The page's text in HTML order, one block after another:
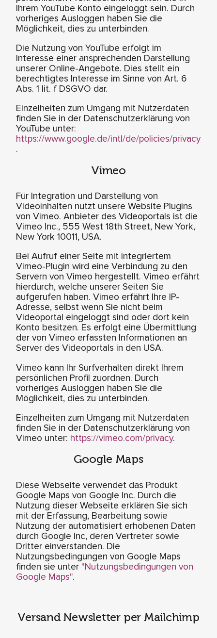
Ihrem YouTube Konto eingeloggt sein. Durch
vorheriges Ausloggen haben Sie die
Möglichkeit, dies zu unterbinden.
Die Nutzung von YouTube erfolgt im
Interesse einer ansprechenden Darstellung
unserer Online-Angebote. Dies stellt ein
berechtigtes Interesse im Sinne von Art. 6
Abs. 1 lit. f DSGVO dar.
Einzelheiten zum Umgang mit Nutzerdaten
finden Sie in der Datenschutzerklärung von
YouTube unter:
https://www.google.de/intl/de/policies/privacy
.
Vimeo
Für Integration und Darstellung von
Videoinhalten nutzt unsere Website Plugins
von Vimeo. Anbieter des Videoportals ist die
Vimeo Inc., 555 West 18th Street, New York,
New York 10011, USA.
Bei Aufruf einer Seite mit integriertem
Vimeo-Plugin wird eine Verbindung zu den
Servern von Vimeo hergestellt. Vimeo erfährt
hierdurch, welche unserer Seiten Sie
aufgerufen haben. Vimeo erfährt Ihre IP-
Adresse, selbst wenn Sie nicht beim
Videoportal eingeloggt sind oder dort kein
Konto besitzen. Es erfolgt eine Übermittlung
der von Vimeo erfassten Informationen an
Server des Videoportals in den USA.
Vimeo kann Ihr Surfverhalten direkt Ihrem
persönlichen Profil zuordnen. Durch
vorheriges Ausloggen haben Sie die
Möglichkeit, dies zu unterbinden.
Einzelheiten zum Umgang mit Nutzerdaten
finden Sie in der Datenschutzerklärung von
Vimeo unter: https://vimeo.com/privacy.
Google Maps
Diese Webseite verwendet das Produkt
Google Maps von Google Inc. Durch die
Nutzung dieser Webseite erklären Sie sich
mit der Erfassung, Bearbeitung sowie
Nutzung der automatisiert erhobenen Daten
durch Google Inc, deren Vertreter sowie
Dritter einverstanden. Die
Nutzungsbedingungen von Google Maps
finden sie unter "Nutzungsbedingungen von
Google Maps".
Versand Newsletter per Mailchimp